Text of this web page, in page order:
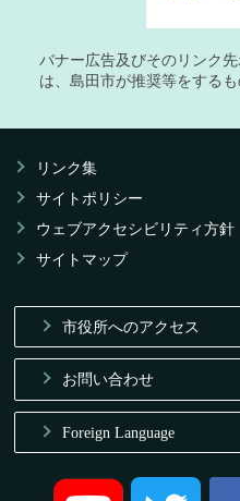
バナー広告及びそのリンク
は、島田市が推奨等をするも
リンク集
サイトポリシー
ウェブアクセシビリティ方針
サイトマップ
市役所へのアクセス
お問い合わせ
Foreign Language